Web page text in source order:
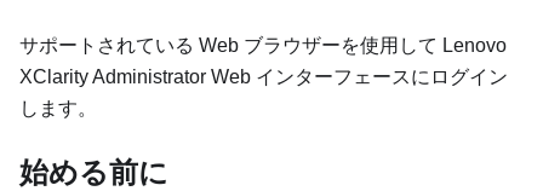
サポートされている Web ブラウザーを使用して Lenovo
XClarity Administrator Web インターフェースにログイン
します。
始める前に